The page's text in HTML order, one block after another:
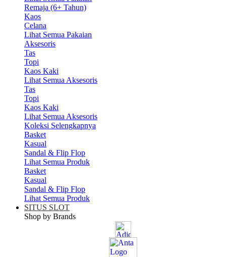
Remaja (6+ Tahun)
Kaos
Celana
Lihat Semua Pakaian
Aksesoris
Tas
Topi
Kaos Kaki
Lihat Semua Aksesoris
Tas
Topi
Kaos Kaki
Lihat Semua Aksesoris
Koleksi Selengkapnya
Basket
Kasual
Sandal & Flip Flop
Lihat Semua Produk
Basket
Kasual
Sandal & Flip Flop
Lihat Semua Produk
SITUS SLOT
Shop by Brands